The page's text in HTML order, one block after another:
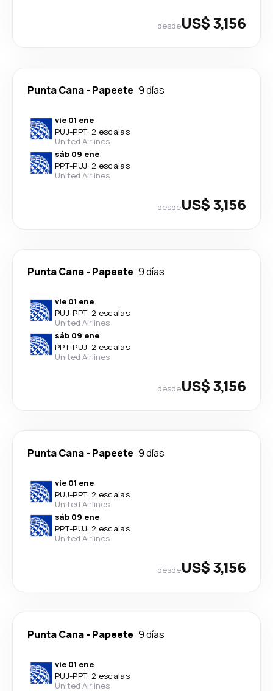
desdeUS$ 3,156
Punta Cana- Papeete 9 días
vie 01 ene
PUJ-PPT· 2 escalas
United Airlines
sáb 09 ene
PPT-PUJ· 2 escalas
United Airlines
desdeUS$ 3,156
Punta Cana- Papeete 9 días
vie 01 ene
PUJ-PPT· 2 escalas
United Airlines
sáb 09 ene
PPT-PUJ· 2 escalas
United Airlines
desdeUS$ 3,156
Punta Cana- Papeete 9 días
vie 01 ene
PUJ-PPT· 2 escalas
United Airlines
sáb 09 ene
PPT-PUJ· 2 escalas
United Airlines
desdeUS$ 3,156
Punta Cana- Papeete 9 días
vie 01 ene
PUJ-PPT· 2 escalas
United Airlines